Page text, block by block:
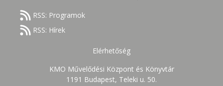
RSS: Programok
RSS: Hírek
Elérhetőség
KMO Művelődési Központ és Könyvtár
1191 Budapest, Teleki u. 50.